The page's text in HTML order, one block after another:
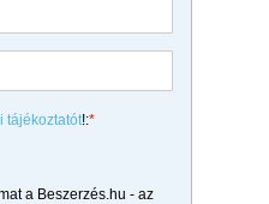
tájékoztatót!:*
a Beszerzés.hu - az